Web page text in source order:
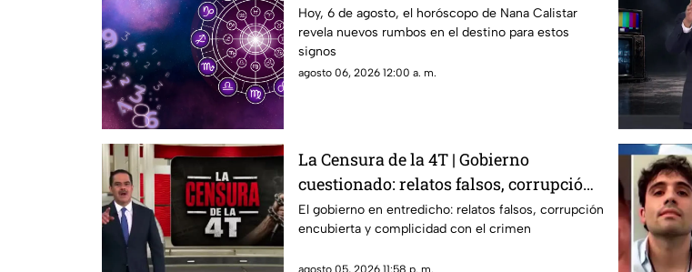
SALUD
Hoy, 6 de agosto, el horóscopo de Nana Calistar
revela nuevos rumbos en el destino para estos
signos
agosto 06, 2026 12:00 a. m.
La Censura de la 4T | Gobierno
cuestionado: relatos falsos, corrupción
encubierta y complicidad
El gobierno en entredicho: relatos falsos, corrupción
encubierta y complicidad con el crimen